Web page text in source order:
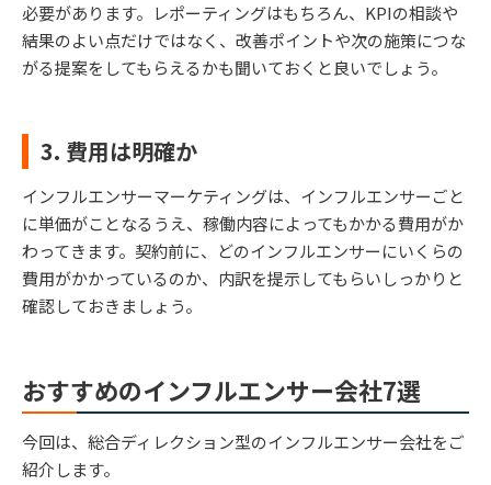
必要があります。レポーティングはもちろん、KPIの相談や
結果のよい点だけではなく、改善ポイントや次の施策につな
がる提案をしてもらえるかも聞いておくと良いでしょう。
3. 費用は明確か
インフルエンサーマーケティングは、インフルエンサーごと
に単価がことなるうえ、稼働内容によってもかかる費用がか
わってきます。契約前に、どのインフルエンサーにいくらの
費用がかかっているのか、内訳を提示してもらいしっかりと
確認しておきましょう。
おすすめのインフルエンサー会社7選
今回は、総合ディレクション型のインフルエンサー会社をご
紹介します。